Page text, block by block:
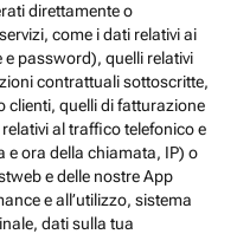
direttamente o
come i dati relativi ai
password), quelli relativi
contrattuali sottoscritte,
clienti, quelli di fatturazione
al traffico telefonico e
e ora della chiamata, IP) o
e delle nostre App
e all’utilizzo, sistema
dati sulla tua